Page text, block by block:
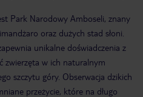
Park Narodowy Amboseli, znany
oraz dużych stad słoni.
unikalne doświadczenia z
zwierzęta w ich naturalnym
szczytu góry. Obserwacja dzikich
przeżycie, które na długo